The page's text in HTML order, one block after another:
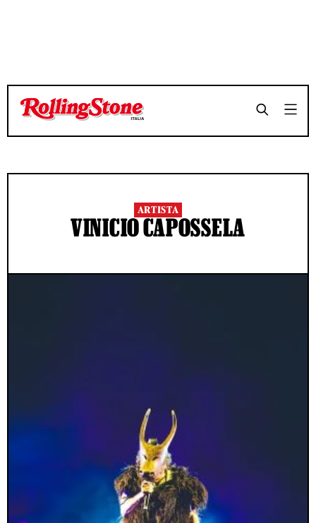
ARTISTA
VINICIO CAPOSSELA